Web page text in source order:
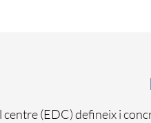
(EDC) defineix i